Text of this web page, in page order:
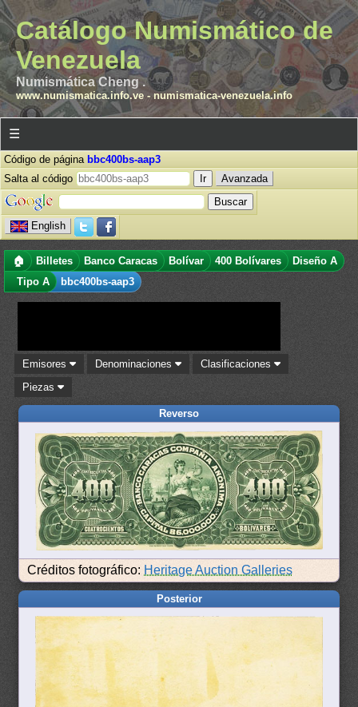
Catálogo Numismático de
Venezuela
Numismática Cheng .
www.numismatica.info.ve- numismatica-venezuela.info
☰
Código de página bbc400bs-aap3
Salta al código
Avanzada
English
🏠 Billetes Banco Caracas Bolívar 400 Bolívares
Diseño A
Tipo A
bbc400bs-aap3
Emisores Denominaciones
Clasificaciones
Piezas
Reverso
Créditos fotográfico: Heritage Auction Galleries
Posterior